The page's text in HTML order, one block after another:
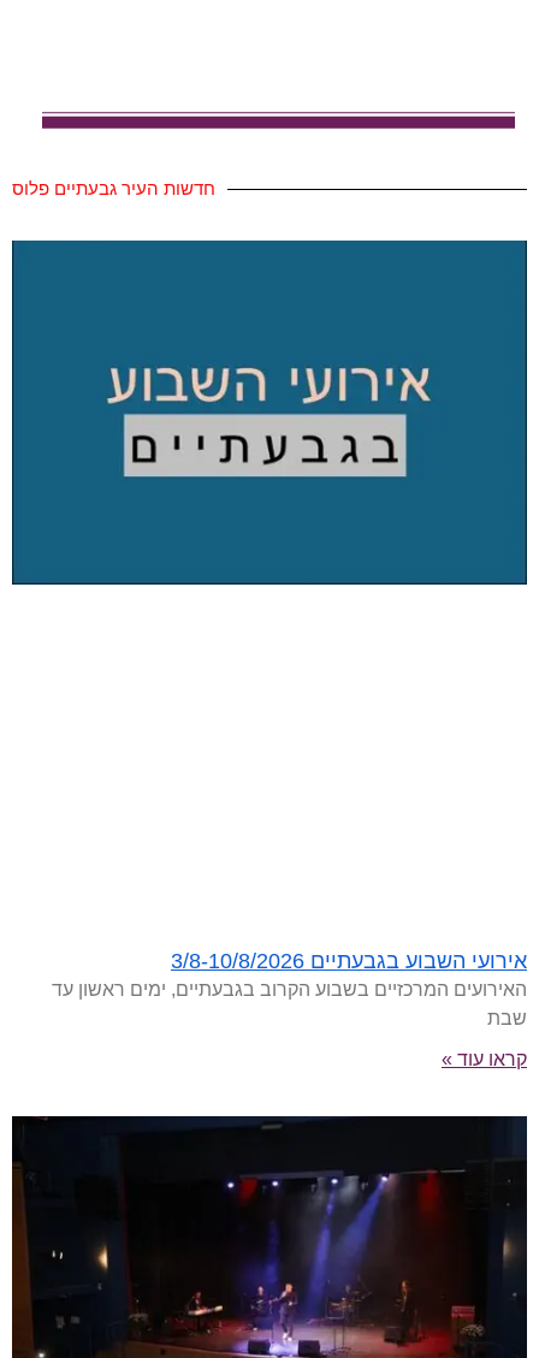
חדשות העיר גבעתיים פלוס
אירועי השבוע בגבעתיים 3/8-10/8/2026
האירועים המרכזיים בשבוע הקרוב בגבעתיים, ימים ראשון עד
שבת
קראו עוד »